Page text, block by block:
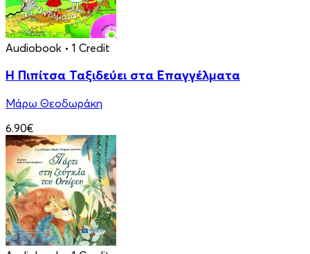
Audiobook • 1 Credit
Η Πιπίτσα Ταξιδεύει στα Επαγγέλματα
Μάρω Θεοδωράκη
6.90€